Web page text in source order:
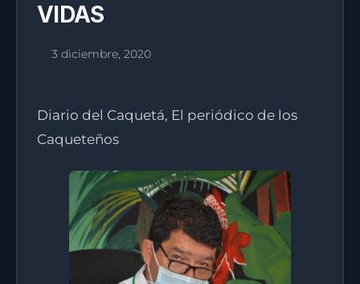
VIDAS
3 diciembre, 2020
Diario del Caquetá, El periódico de los
Caqueteños